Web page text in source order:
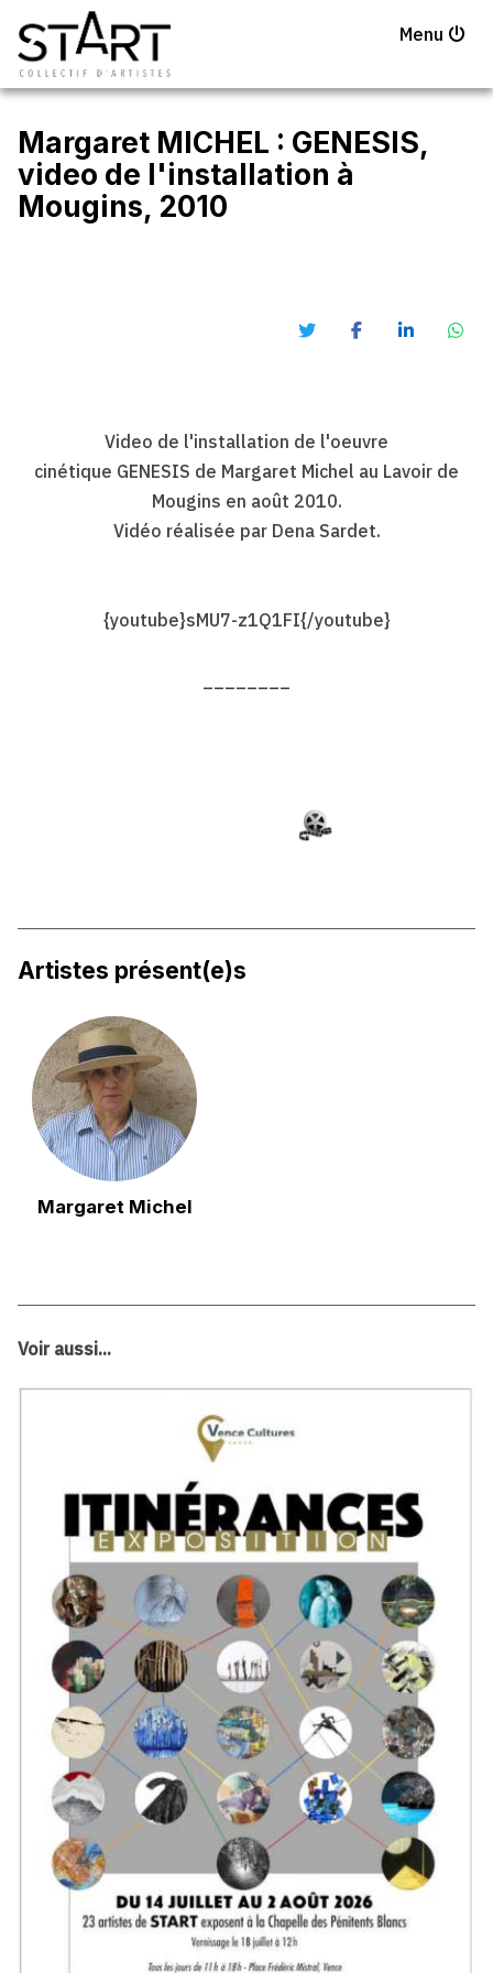
Menu
Margaret MICHEL : GENESIS,
video de l'installation à
Mougins, 2010
Video de l'installation de l'oeuvre
cinétique GENESIS de Margaret Michel au Lavoir de
Mougins en août 2010.
Vidéo réalisée par Dena Sardet.
{youtube}sMU7-z1Q1FI{/youtube}
Artistes présent(e)s
Margaret Michel
Voir aussi...